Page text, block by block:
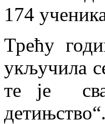
174
Трећу
укључила
те је
детињство“.